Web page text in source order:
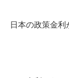
日本の政策金利